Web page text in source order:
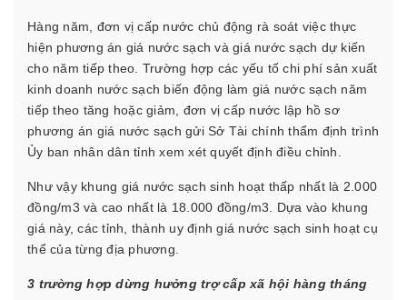
Hàng năm, đơn vị cấp nước chủ động rà soát việc thực
hiện phương án giá nước sạch và giá nước sạch dự kiến
cho năm tiếp theo. Trường hợp các yếu tố chi phí sản xuất
kinh doanh nước sạch biến động làm giá nước sạch năm
tiếp theo tăng hoặc giảm, đơn vị cấp nước lập hồ sơ
phương án giá nước sạch gửi Sở Tài chính thẩm định trình
Ủy ban nhân dân tỉnh xem xét quyết định điều chỉnh.
Như vậy khung giá nước sạch sinh hoạt thấp nhất là 2.000
đồng/m3 và cao nhất là 18.000 đồng/m3. Dựa vào khung
giá này, các tỉnh, thành uy định giá nước sạch sinh hoạt cụ
thể của từng địa phương.
3 trường hợp dừng hưởng trợ cấp xã hội hàng tháng